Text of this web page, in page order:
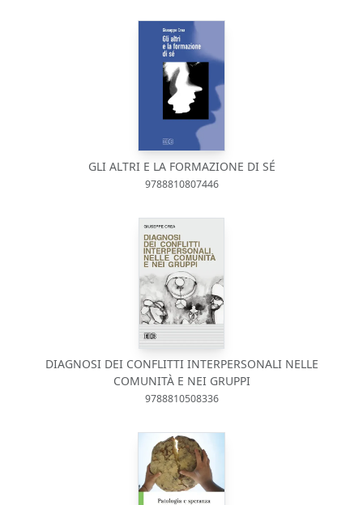
GLI ALTRI E LA FORMAZIONE DI SÉ
9788810807446
DIAGNOSI DEI CONFLITTI INTERPERSONALI NELLE
COMUNITÀ E NEI GRUPPI
9788810508336